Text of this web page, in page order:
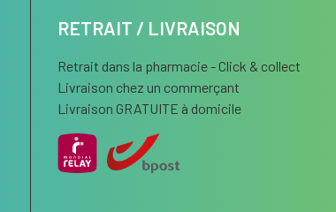
RETRAIT / LIVRAISON
Retrait dans la pharmacie - Click & collect
Livraison chez un commerçant
Livraison GRATUITE à domicile